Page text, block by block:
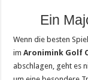
Ein
Wenn die besten
imAronimink Golf
abschlagen, geht es